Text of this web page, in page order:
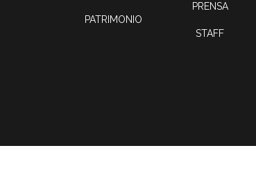
PATRIMONIO
PRENSA
STAFF